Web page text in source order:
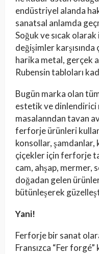
endüstriyel alanda
sanatsal anlamda
Soğuk ve sıcak olarak
değişimler
harika metal, gerçek
Rubensin tabloları
Bugün marka olan
estetik ve dinlendirici
masalanndan tavan
ferforje ürünleri
konsollar, şamdanlar,
çiçekler için ferforje
cam, ahşap, mermer,
doğadan gelen
bütünleşerek
Yani!
Ferforje bir sanat
Fransızca “Fer